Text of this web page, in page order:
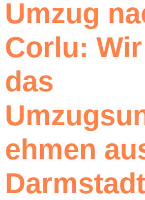
Umzug
Corlu:
das
ehmen